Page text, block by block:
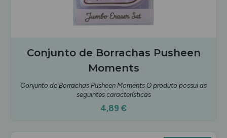
Conjunto de Borrachas Pusheen
Moments
Conjunto de Borrachas Pusheen Moments O produto possui as
seguintes características
4,89 €